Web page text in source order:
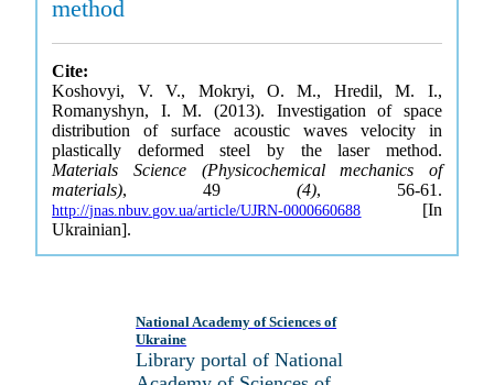
method
Cite:
Koshovyi, V. V., Mokryi, O. M., Hredil, M. I.,
Romanyshyn, I. M. (2013). Investigation of space
distribution of surface acoustic waves velocity in
plastically deformed steel by the laser method.
Materials Science (Physicochemical mechanics of
materials), 49 (4), 56-61.
http://jnas.nbuv.gov.ua/article/UJRN-0000660688 [In
Ukrainian].
National Academy of Sciences of
Ukraine
Library portal of National